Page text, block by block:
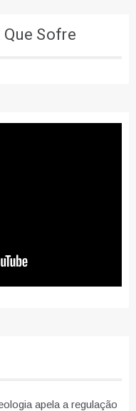
Sofre
apela a regulação